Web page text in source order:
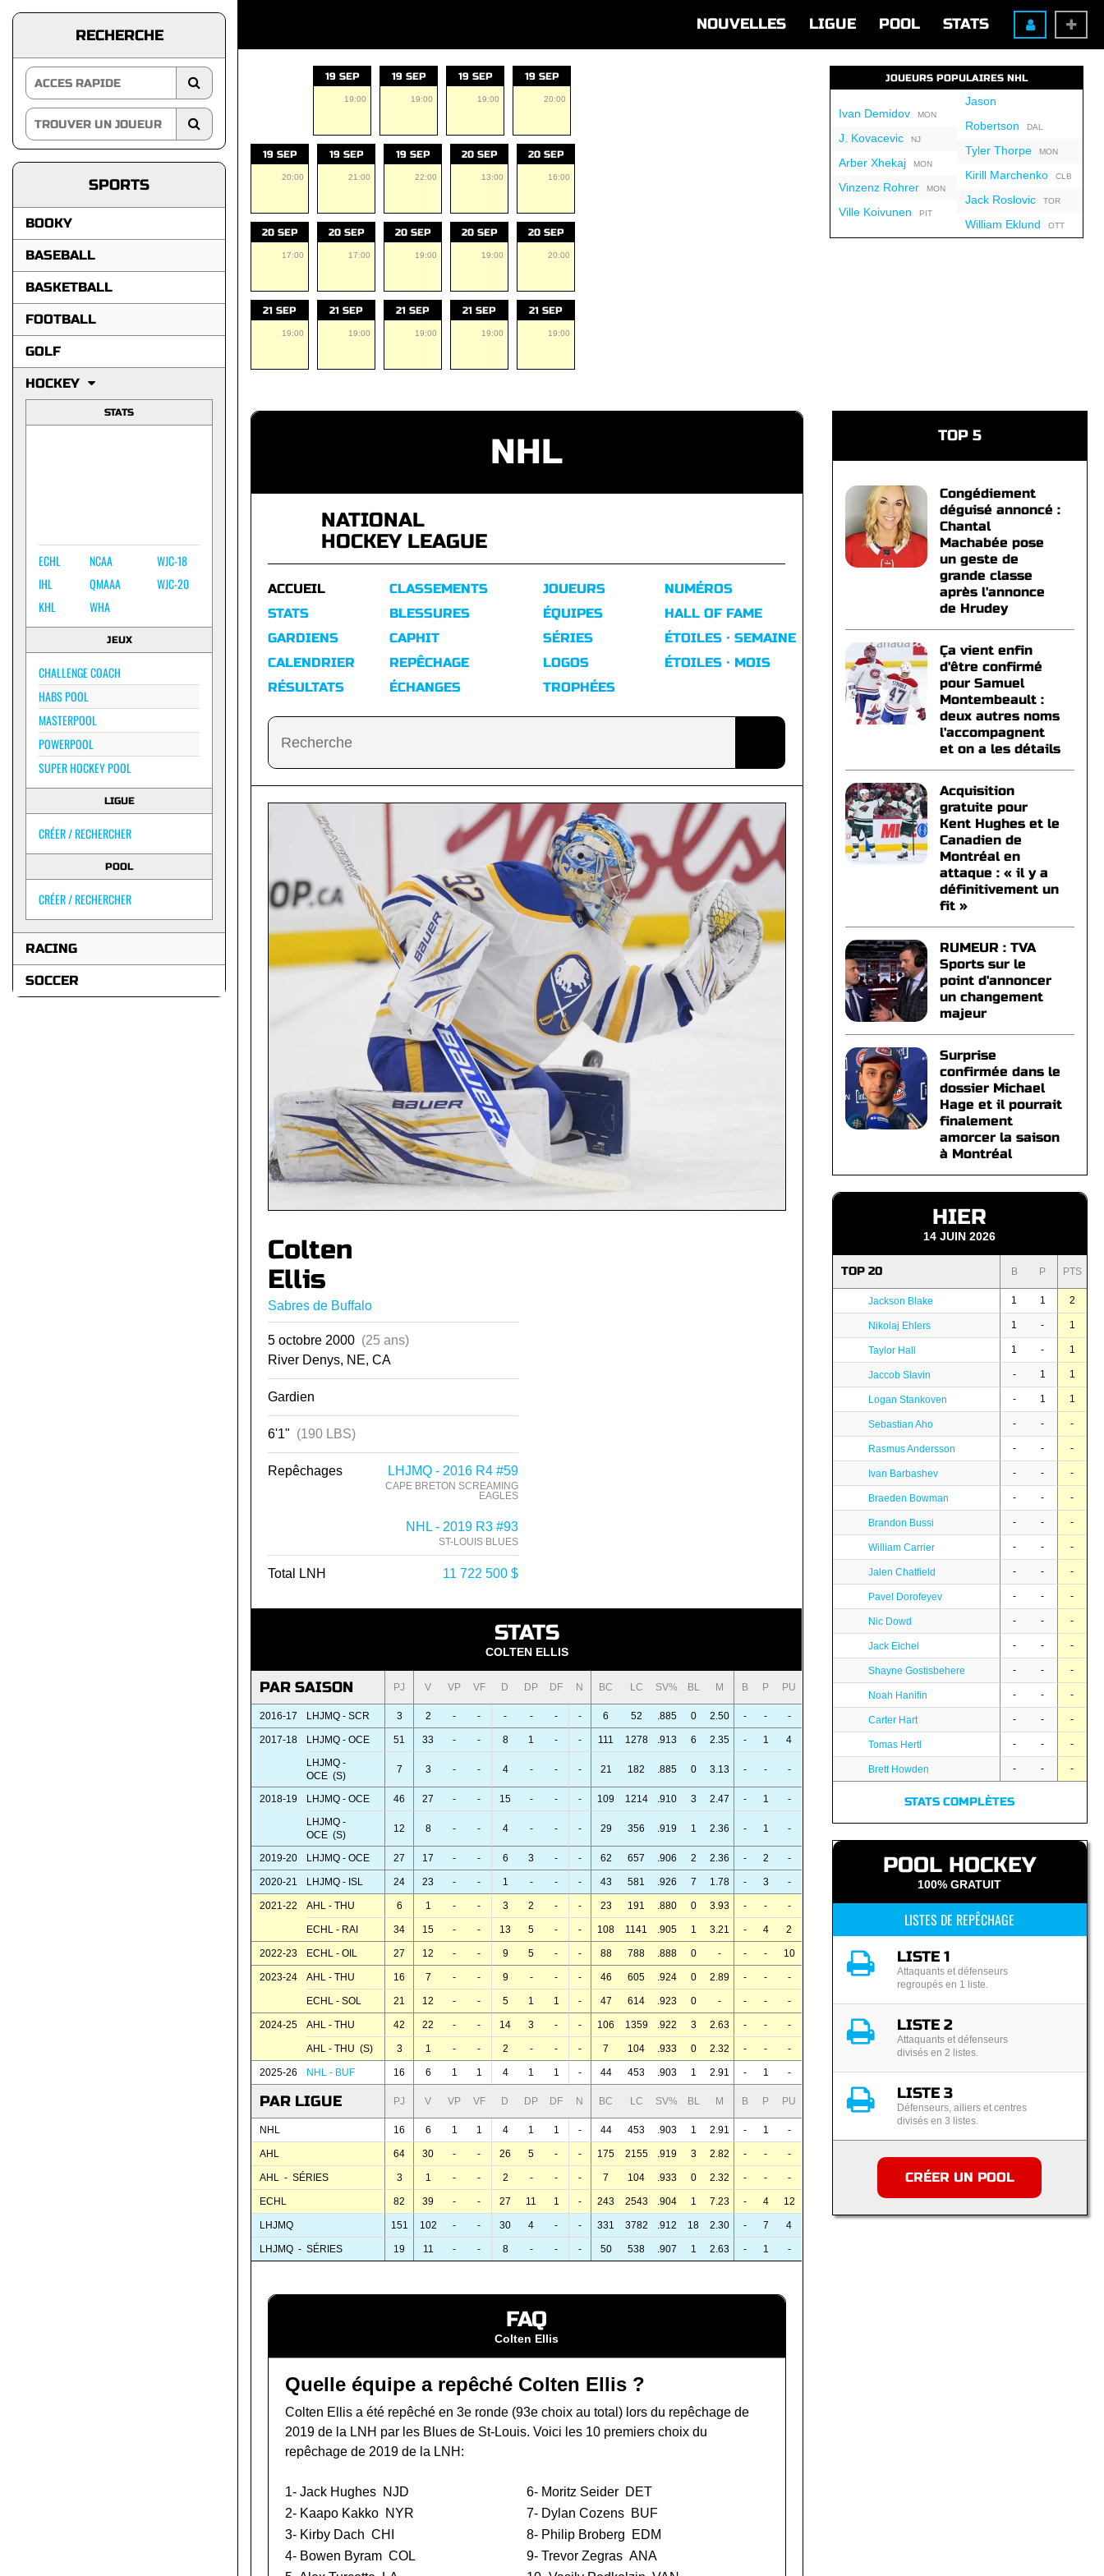
NOUVELLES LIGUE POOL STATS
RECHERCHE
SPORTS
BOOKY
BASEBALL
BASKETBALL
FOOTBALL
GOLF
HOCKEY
STATS
ECHL
IHL
KHL
NCAA
QMAAA
WHA
WJC-18
WJC-20
JEUX
CHALLENGE COACH
HABS POOL
MASTERPOOL
POWERPOOL
SUPER HOCKEY POOL
LIGUE
CRÉER / RECHERCHER
POOL
CRÉER / RECHERCHER
RACING
SOCCER
19 SEP
19:00
19 SEP
19:00
19 SEP
19:00
19 SEP
20:00
19 SEP
20:00
19 SEP
21:00
19 SEP
22:00
20 SEP
13:00
20 SEP
16:00
20 SEP
17:00
20 SEP
17:00
20 SEP
19:00
20 SEP
19:00
20 SEP
20:00
21 SEP
19:00
21 SEP
19:00
21 SEP
19:00
21 SEP
19:00
21 SEP
19:00
JOUEURS POPULAIRES NHL
Ivan DemidovMON
J. KovacevicNJ
Arber XhekajMON
Vinzenz RohrerMON
Ville Koivunen PIT
Jason
Robertson DAL
Tyler ThorpeMON
Kirill MarchenkoCLB
Jack RoslovicTOR
William Eklund OTT
NHL
NATIONAL
HOCKEY LEAGUE
ACCUEIL
STATS
GARDIENS
CALENDRIER
RÉSULTATS
CLASSEMENTS
BLESSURES
CAPHIT
REPÊCHAGE
ÉCHANGES
JOUEURS
ÉQUIPES
SÉRIES
LOGOS
TROPHÉES
NUMÉROS
HALL OF FAME
ÉTOILES · SEMAINE
ÉTOILES · MOIS
Colten
Ellis
Sabres de Buffalo
5 octobre 2000 (25 ans)
River Denys, NE, CA
Gardien
6'1" (190 LBS)
Repêchages LHJMQ - 2016 R4 #59
CAPE BRETON SCREAMING
EAGLES
NHL - 2019 R3 #93
ST-LOUIS BLUES
Total LNH 11 722 500 $
STATS
COLTEN ELLIS
PAR SAISON PJ V VP VF D DP DF N BC LC SV% BL M B P PU
2016-17 LHJMQ - SCR 3 2 - - - - - - 6 52 .885 0 2.50 - - -
2017-18 LHJMQ - OCE 51 33 - - 8 1 - - 111 1278 .913 6 2.35 - 1
4
LHJMQ -
OCE (S)
7 3 - - 4 - - - 21 182 .885 0 3.13 - - -
2018-19 LHJMQ - OCE 46 27 - - 15 - - - 109 1214 .910 3 2.47 - 1
-
LHJMQ -
OCE (S)
12 8 - - 4 - - - 29 356 .919 1 2.36 - 1 -
2019-20 LHJMQ - OCE 27 17 - - 6 3 - - 62 657 .906 2 2.36 - 2 -
2020-21 LHJMQ - ISL 24 23 - - 1 - - - 43 581 .926 7 1.78 - 3 -
2021-22 AHL - THU 6 1 - - 3 2 - - 23 191 .880 0 3.93 - - -
ECHL - RAI 34 15 - - 13 5 - - 108 1141 .905 1 3.21 - 4 2
2022-23 ECHL - OIL 27 12 - - 9 5 - - 88 788 .888 0 - - - 10
2023-24 AHL - THU 16 7 - - 9 - - - 46 605 .924 0 2.89 - - -
ECHL - SOL 21 12 - - 5 1 1 - 47 614 .923 0 - - - -
2024-25 AHL - THU 42 22 - - 14 3 - - 106 1359 .922 3 2.63 - - -
AHL - THU (S) 3 1 - - 2 - - - 7 104 .933 0 2.32 - - -
2025-26 NHL - BUF 16 6 1 1 4 1 1 - 44 453 .903 1 2.91 - 1 -
PAR LIGUE PJ V VP VF D DP DF N BC LC SV% BL M B P PU
NHL 16 6 1 1 4 1 1 - 44 453 .903 1 2.91 - 1 -
AHL 64 30 - - 26 5 - - 175 2155 .919 3 2.82 - - -
AHL - SÉRIES 3 1 - - 2 - - - 7 104 .933 0 2.32 - - -
ECHL 82 39 - - 27 11 1 - 243 2543 .904 1 7.23 - 4 12
LHJMQ 151 102 - - 30 4 - - 331 3782 .912 18 2.30 - 7 4
LHJMQ - SÉRIES 19 11 - - 8 - - - 50 538 .907 1 2.63 - 1 -
FAQ
Colten Ellis
Quelle équipe a repêché Colten Ellis ?
Colten Ellis a été repêché en 3e ronde (93e choix au total) lors du repêchage de
2019 de la LNH par les Blues de St-Louis. Voici les 10 premiers choix du
repêchage de 2019 de la LNH:
1- Jack Hughes NJD
2- Kaapo Kakko NYR
3- Kirby Dach CHI
4- Bowen Byram COL
6- Moritz Seider DET
7- Dylan Cozens BUF
8- Philip Broberg
EDM
9-Trevor Zegras ANA
TOP 5
Congédiement
déguisé annoncé :
Chantal
Machabée pose
un geste de
grande classe
après l'annonce
de Hrudey
Ça vient enfin
d'être confirmé
pour Samuel
Montembeault :
deux autres noms
l'accompagnent
et on a les détails
Acquisition
gratuite pour
Kent Hughes et le
Canadien de
Montréal en
attaque : « il y a
définitivement un
fit »
RUMEUR : TVA
Sports sur le
point d'annoncer
un changement
majeur
Surprise
confirmée dans le
dossier Michael
Hage et il pourrait
finalement
amorcer la saison
à Montréal
HIER
14 JUIN 2026
TOP 20 B P PTS
Jackson Blake 1 1 2
Nikolaj Ehlers 1 - 1
Taylor Hall 1 - 1
Jaccob Slavin - 1 1
Logan Stankoven - 1 1
Sebastian Aho - - -
Rasmus Andersson - - -
Ivan Barbashev - - -
Braeden Bowman - - -
Brandon Bussi - - -
William Carrier - - -
Jalen Chatfield - - -
Pavel Dorofeyev - - -
Nic Dowd - - -
Jack Eichel - - -
Shayne Gostisbehere - - -
Noah Hanifin - - -
Carter Hart - - -
Tomas Hertl - - -
Brett Howden - - -
STATS COMPLÈTES
POOL HOCKEY
100% GRATUIT
LISTES DE REPÊCHAGE
LISTE 1
Attaquants et défenseurs
regroupés en 1 liste.
LISTE 2
Attaquants et défenseurs
divisés en 2 listes.
LISTE 3
Défenseurs, ailiers et centres
divisés en 3 listes.
CRÉER UN POOL